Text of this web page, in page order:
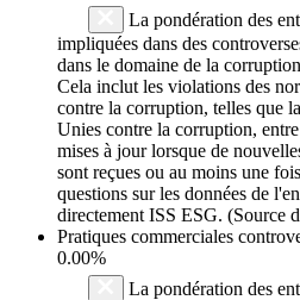
La pondération des
impliquées dans des
dans le domaine de la
Cela inclut les violations des
contre la corruption, telles que
Unies contre la corruption,
mises à jour lorsque de
sont reçues ou au moins une
questions sur les données de
directement ISS ESG. (Source
Pratiques commerciales
0.00%
La pondération des